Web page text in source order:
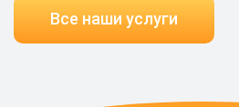
Все наши услуги